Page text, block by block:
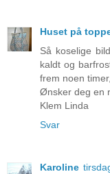
Huset på
Så koselige
kaldt og
frem noen
Ønsker deg en
Klem Linda
Svar
Karoline